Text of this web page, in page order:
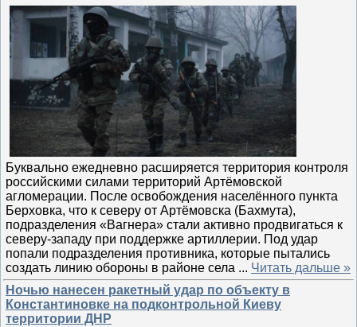
Буквально ежедневно расширяется территория контроля
российскими силами территорий Артёмовской
агломерации. После освобождения населённого пункта
Берховка, что к северу от Артёмовска (Бахмута),
подразделения «Вагнера» стали активно продвигаться к
северу-западу при поддержке артиллерии. Под удар
попали подразделения противника, которые пытались
создать линию обороны в районе села ... Читать дальше »
Ночью нанесен ракетный удар по объекту в
Константиновке на подконтрольной Киеву
территории ДНР